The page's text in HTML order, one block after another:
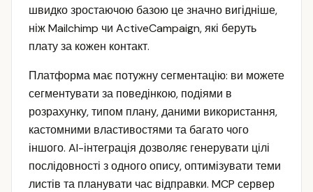
швидко зростаючою базою це значно вигідніше,
ніж Mailchimp чи ActiveCampaign, які беруть
плату за кожен контакт.
Платформа має потужну сегментацію: ви можете
сегментувати за поведінкою, подіями в
розрахунку, типом плану, даними використання,
кастомними властивостями та багато чого
іншого. AI-інтеграція дозволяє генерувати цілі
послідовності з одного опису, оптимізувати теми
листів та планувати час відправки. MCP сервер